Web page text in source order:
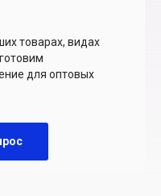
товарах, видах
для оптовых